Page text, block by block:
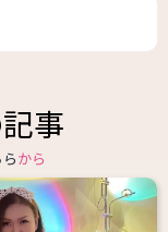
事
から